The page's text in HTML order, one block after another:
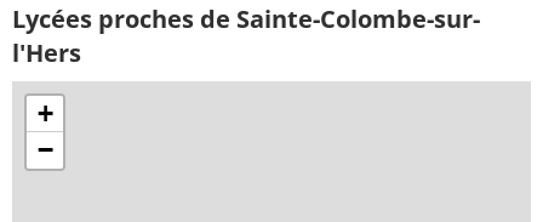
Lycées proches de Sainte-Colombe-sur-
l'Hers
+
−